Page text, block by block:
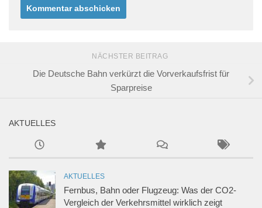
NÄCHSTER BEITRAG
Die Deutsche Bahn verkürzt die Vorverkaufsfrist für
Sparpreise
AKTUELLES
AKTUELLES
Fernbus, Bahn oder Flugzeug: Was der CO2-
Vergleich der Verkehrsmittel wirklich zeigt